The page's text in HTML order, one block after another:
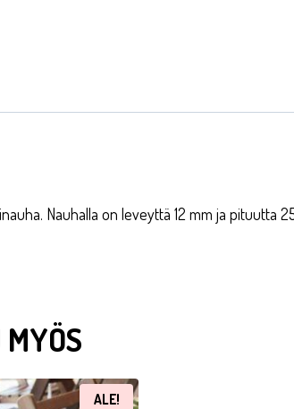
Nauhalla on leveyttä 12 mm ja pituutta
ALE!